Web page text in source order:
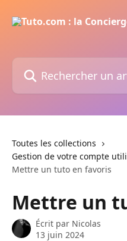
Rechercher un article...
Toutes les collections
Gestion de votre compte
Mettre un tuto en favoris
Mettre un
Écrit par Nicolas
13 juin 2024